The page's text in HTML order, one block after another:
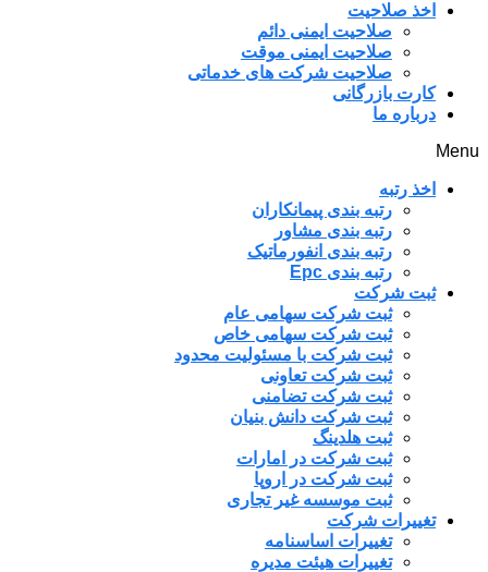
اخذ صلاحیت
صلاحیت ایمنی دائم
صلاحیت ایمنی موقت
صلاحیت شرکت های خدماتی
کارت بازرگانی
درباره ما
Menu
اخذ رتبه
رتبه بندی پیمانکاران
رتبه بندی مشاور
رتبه بندی انفورماتیک
رتبه بندی Epc
ثبت شرکت
ثبت شرکت سهامی عام
ثبت شرکت سهامی خاص
ثبت شرکت با مسئولیت محدود
ثبت شرکت تعاونی
ثبت شرکت تضامنی
ثبت شرکت دانش بنیان
ثبت هلدینگ
ثبت شرکت در امارات
ثبت شرکت در اروپا
ثبت موسسه غیر تجاری
تغییرات شرکت
تغییرات اساسنامه
تغییرات هیئت مدیره